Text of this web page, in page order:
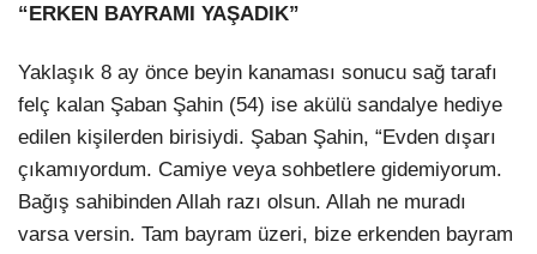
“ERKEN BAYRAMI YAŞADIK”
Yaklaşık 8 ay önce beyin kanaması sonucu sağ tarafı
felç kalan Şaban Şahin (54) ise akülü sandalye hediye
edilen kişilerden birisiydi. Şaban Şahin, “Evden dışarı
çıkamıyordum. Camiye veya sohbetlere gidemiyorum.
Bağış sahibinden Allah razı olsun. Allah ne muradı
varsa versin. Tam bayram üzeri, bize erkenden bayram